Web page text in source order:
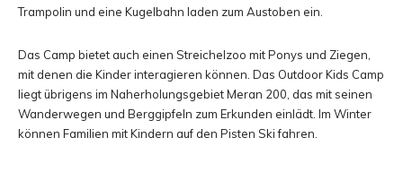
Trampolin und eine Kugelbahn laden zum Austoben ein.
Das Camp bietet auch einen Streichelzoo mit Ponys und Ziegen,
mit denen die Kinder interagieren können. Das Outdoor Kids Camp
liegt übrigens im Naherholungsgebiet Meran 200, das mit seinen
Wanderwegen und Berggipfeln zum Erkunden einlädt. Im Winter
können Familien mit Kindern auf den Pisten Ski fahren.